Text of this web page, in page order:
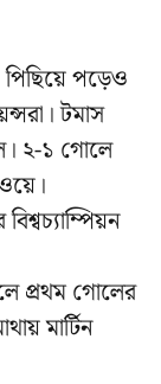
পড়েও
টমাস
২-১ গোলে
প্রথম গোলের
মার্টিন